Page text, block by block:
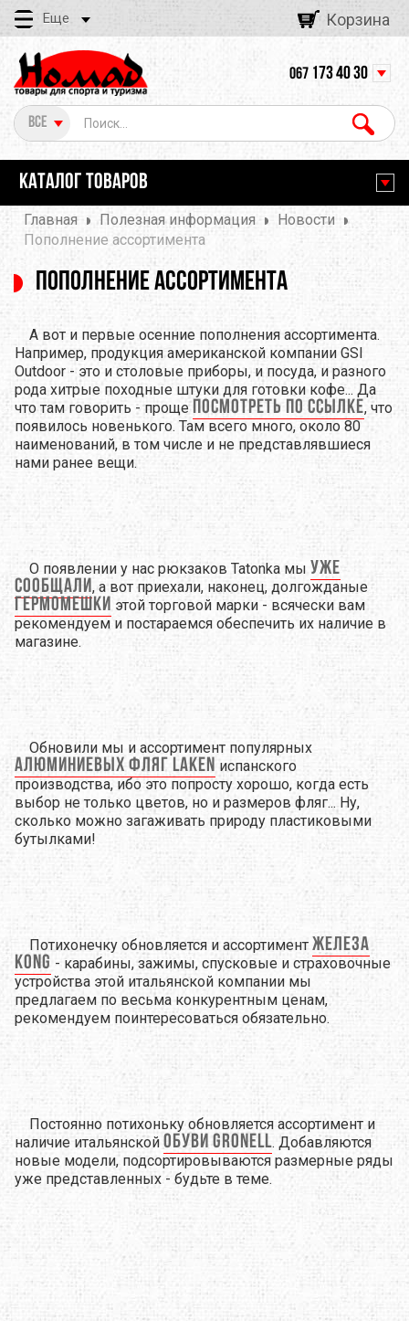
Еще Корзина
Все
067 173 40 30
КАТАЛОГ ТОВАРОВ
Главная Полезная информация
Новости
Пополнение ассортимента
Пополнение ассортимента
А вот и первые осенние пополнения ассортимента.
Например, продукция американской компании GSI
Outdoor - это и столовые приборы, и посуда, и разного
рода хитрые походные штуки для готовки кофе... Да
что там говорить - прощепосмотреть по ссылке, что
появилось новенького. Там всего много, около 80
наименований, в том числе и не представлявшиеся
нами ранее вещи.
О появлении у нас рюкзаков Tatonka мы уже
сообщали, а вот приехали, наконец, долгожданые
гермомешки этой торговой марки - всячески вам
рекомендуем и постараемся обеспечить их наличие в
магазине.
Обновили мы и ассортимент популярных
алюминиевых фляг Laken испанского
производства, ибо это попросту хорошо, когда есть
выбор не только цветов, но и размеров фляг... Ну,
сколько можно загаживать природу пластиковыми
бутылками!
Потихонечку обновляется и ассортимент железа
Kong - карабины, зажимы, спусковые и страховочные
устройства этой итальянской компании мы
предлагаем по весьма конкурентным ценам,
рекомендуем поинтересоваться обязательно.
Постоянно потихоньку обновляется ассортимент и
наличие итальянской обуви Gronell. Добавляются
новые модели, подсортировываются размерные ряды
уже представленных - будьте в теме.